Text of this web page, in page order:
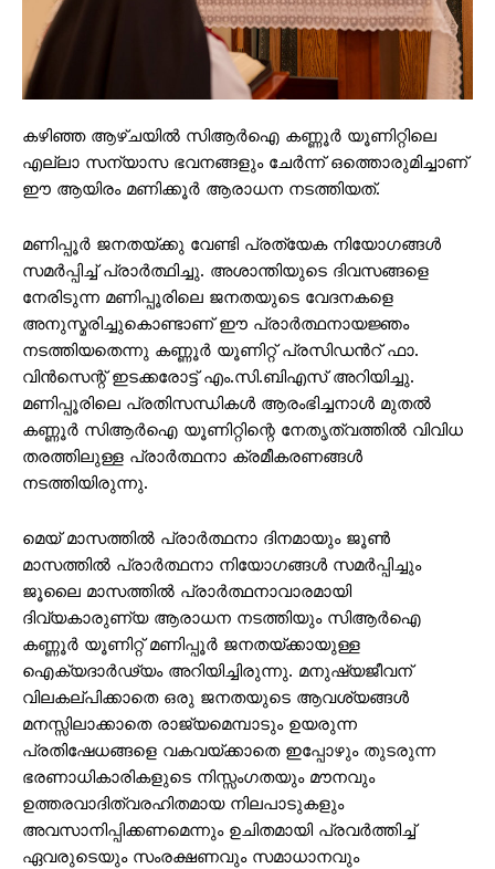
കഴിഞ്ഞ ആഴ്ചയിൽ സിആര്‍ഐ കണ്ണൂർ യൂണിറ്റിലെ
എല്ലാ സന്യാസ ഭവനങ്ങളും ചേർന്ന് ഒത്തൊരുമിച്ചാണ്
ഈ ആയിരം മണിക്കൂർ ആരാധന നടത്തിയത്.
മണിപ്പൂർ ജനതയ്ക്കു വേണ്ടി പ്രത്യേക നിയോഗങ്ങൾ
സമർപ്പിച്ച് പ്രാർത്ഥിച്ചു. അശാന്തിയുടെ ദിവസങ്ങളെ
നേരിടുന്ന മണിപ്പൂരിലെ ജനതയുടെ വേദനകളെ
അനുസ്മരിച്ചുകൊണ്ടാണ് ഈ പ്രാർത്ഥനായജ്ഞം
നടത്തിയതെന്നു കണ്ണൂർ യൂണിറ്റ് പ്രസിഡന്‍റ് ഫാ.
വിൻസെന്റ് ഇടക്കരോട്ട് എം.സി.ബിഎസ് അറിയിച്ചു.
മണിപ്പൂരിലെ പ്രതിസന്ധികൾ ആരംഭിച്ചനാൾ മുതൽ
കണ്ണൂർ സിആർഐ യൂണിറ്റിന്റെ നേതൃത്വത്തിൽ വിവിധ
തരത്തിലുള്ള പ്രാർത്ഥനാ ക്രമീകരണങ്ങൾ
നടത്തിയിരുന്നു.
മെയ് മാസത്തിൽ പ്രാർത്ഥനാ ദിനമായും ജൂൺ
മാസത്തിൽ പ്രാർത്ഥനാ നിയോഗങ്ങൾ സമർപ്പിച്ചും
ജൂലൈ മാസത്തിൽ പ്രാർത്ഥനാവാരമായി
ദിവ്യകാരുണ്യ ആരാധന നടത്തിയും സിആർഐ
കണ്ണൂർ യൂണിറ്റ് മണിപ്പൂർ ജനതയ്ക്കായുള്ള
ഐക്യദാർഢ്യം അറിയിച്ചിരുന്നു. മനുഷ്യജീവന്
വിലകല്പിക്കാതെ ഒരു ജനതയുടെ ആവശ്യങ്ങൾ
മനസ്സിലാക്കാതെ രാജ്യമെമ്പാടും ഉയരുന്ന
പ്രതിഷേധങ്ങളെ വകവയ്ക്കാതെ ഇപ്പോഴും തുടരുന്ന
ഭരണാധികാരികളുടെ നിസ്സംഗതയും മൗനവും
ഉത്തരവാദിത്വരഹിതമായ നിലപാടുകളും
അവസാനിപ്പിക്കണമെന്നും ഉചിതമായി പ്രവർത്തിച്ച്
ഏവരുടെയും സംരക്ഷണവും സമാധാനവും